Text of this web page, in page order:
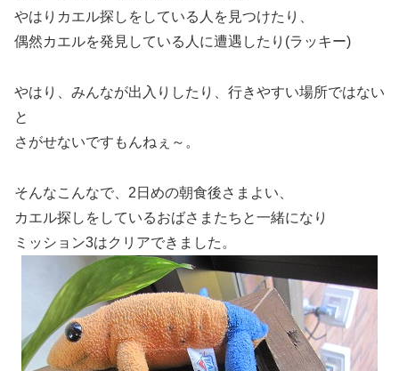
やはりカエル探しをしている人を見つけたり、
偶然カエルを発見している人に遭遇したり(ラッキー)
やはり、みんなが出入りしたり、行きやすい場所ではない
と
さがせないですもんねぇ～。
そんなこんなで、2日めの朝食後さまよい、
カエル探しをしているおばさまたちと一緒になり
ミッション3はクリアできました。